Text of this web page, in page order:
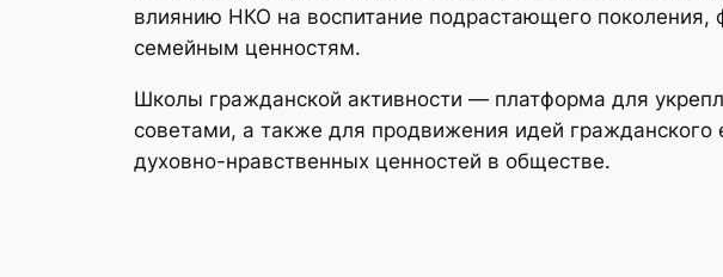
влиянию НКО на воспитание подрастающего
семейным ценностям.
Школы гражданской активности — платформа для
советами, а также для продвижения идей гражданского
духовно-нравственных ценностей в обществе.